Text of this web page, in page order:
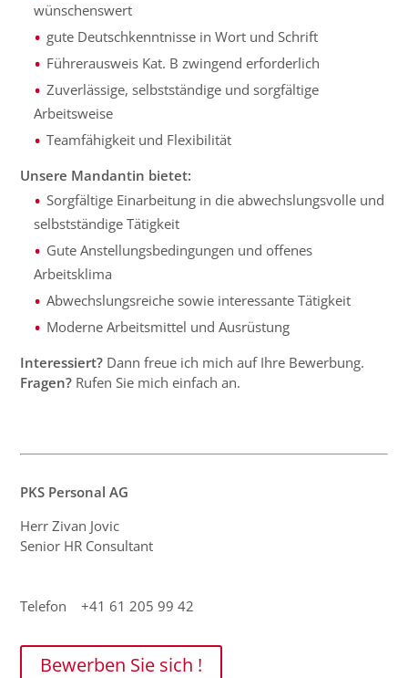
wünschenswert
gute Deutschkenntnisse in Wort und Schrift
Führerausweis Kat. B zwingend erforderlich
Zuverlässige, selbstständige und sorgfältige
Arbeitsweise
Teamfähigkeit und Flexibilität
Unsere Mandantin bietet:
Sorgfältige Einarbeitung in die abwechslungsvolle und
selbstständige Tätigkeit
Gute Anstellungsbedingungen und offenes
Arbeitsklima
Abwechslungsreiche sowie interessante Tätigkeit
Moderne Arbeitsmittel und Ausrüstung
Interessiert? Dann freue ich mich auf Ihre Bewerbung.
Fragen? Rufen Sie mich einfach an.
PKS Personal AG
Herr Zivan Jovic
Senior HR Consultant
Telefon +41 61 205 99 42
Bewerben Sie sich !